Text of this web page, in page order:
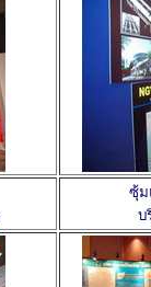
ซุ้ม
บ